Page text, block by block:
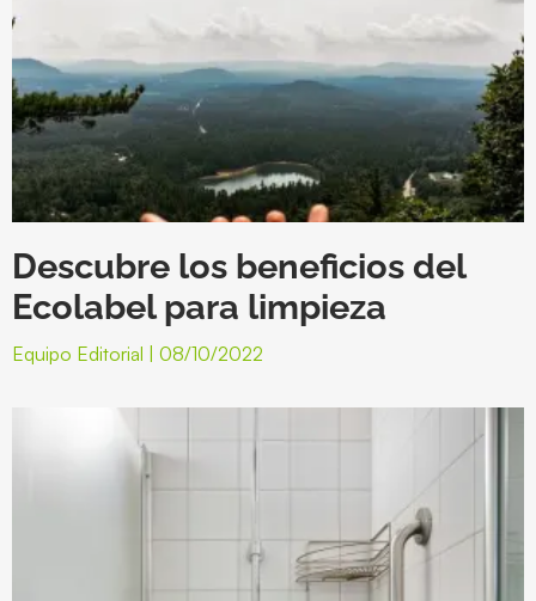
Descubre los beneficios del
Ecolabel para limpieza
Equipo Editorial 08/10/2022